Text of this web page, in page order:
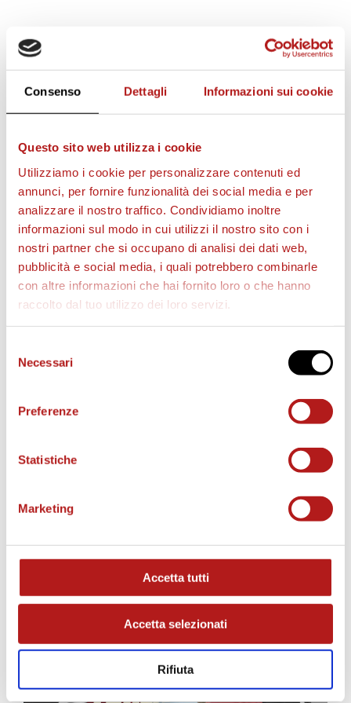
Consenso Dettagli Informazioni sui cookie
Questo sito web utilizza i cookie
Utilizziamo i cookie per personalizzare contenuti ed
annunci, per fornire funzionalità dei social media e per
analizzare il nostro traffico. Condividiamo inoltre
informazioni sul modo in cui utilizzi il nostro sito con i
nostri partner che si occupano di analisi dei dati web,
pubblicità e social media, i quali potrebbero combinarle
con altre informazioni che hai fornito loro o che hanno
raccolto dal tuo utilizzo dei loro servizi.
delNecessari
Preferenze
Statistiche
Marketing
Accetta tutti
Accetta selezionati
Rifiuta
l
v
i
d
BIGLIETTI
AS CITTADELLA STORE